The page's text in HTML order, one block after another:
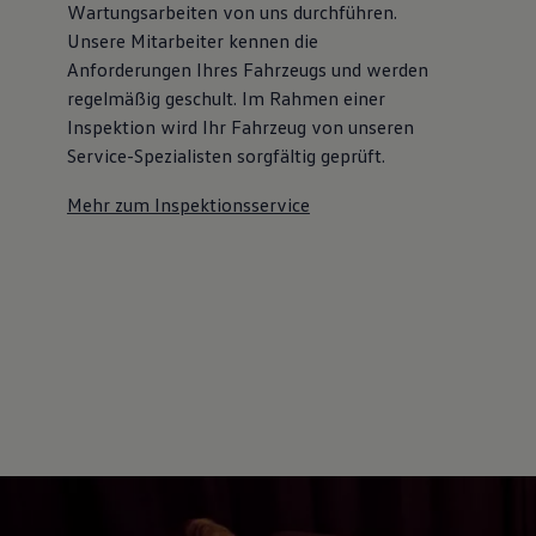
75 Jahre Bulli Jubiläum
Bulli Magazin
Fahrzeugabholung ab Werk
Wartungsarbeiten von uns durchführen.
Unsere Mitarbeiter kennen die
Anforderungen Ihres Fahrzeugs und werden
regelmäßig geschult. Im Rahmen einer
Inspektion wird Ihr Fahrzeug von unseren
Service-Spezialisten sorgfältig geprüft.
Mehr zum Inspektionsservice